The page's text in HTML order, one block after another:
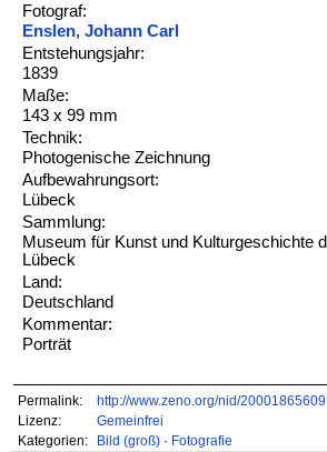
Fotograf:
Enslen, Johann Carl
Entstehungsjahr:
1839
Maße:
143 x 99 mm
Technik:
Photogenische Zeichnung
Aufbewahrungsort:
Lübeck
Sammlung:
Museum für Kunst und Kulturgeschichte
Lübeck
Land:
Deutschland
Kommentar:
Porträt
Permalink:
http://www.zeno.org/nid/20001865609
Lizenz:
Gemeinfrei
Kategorien:
Bild (groß)· Fotografie